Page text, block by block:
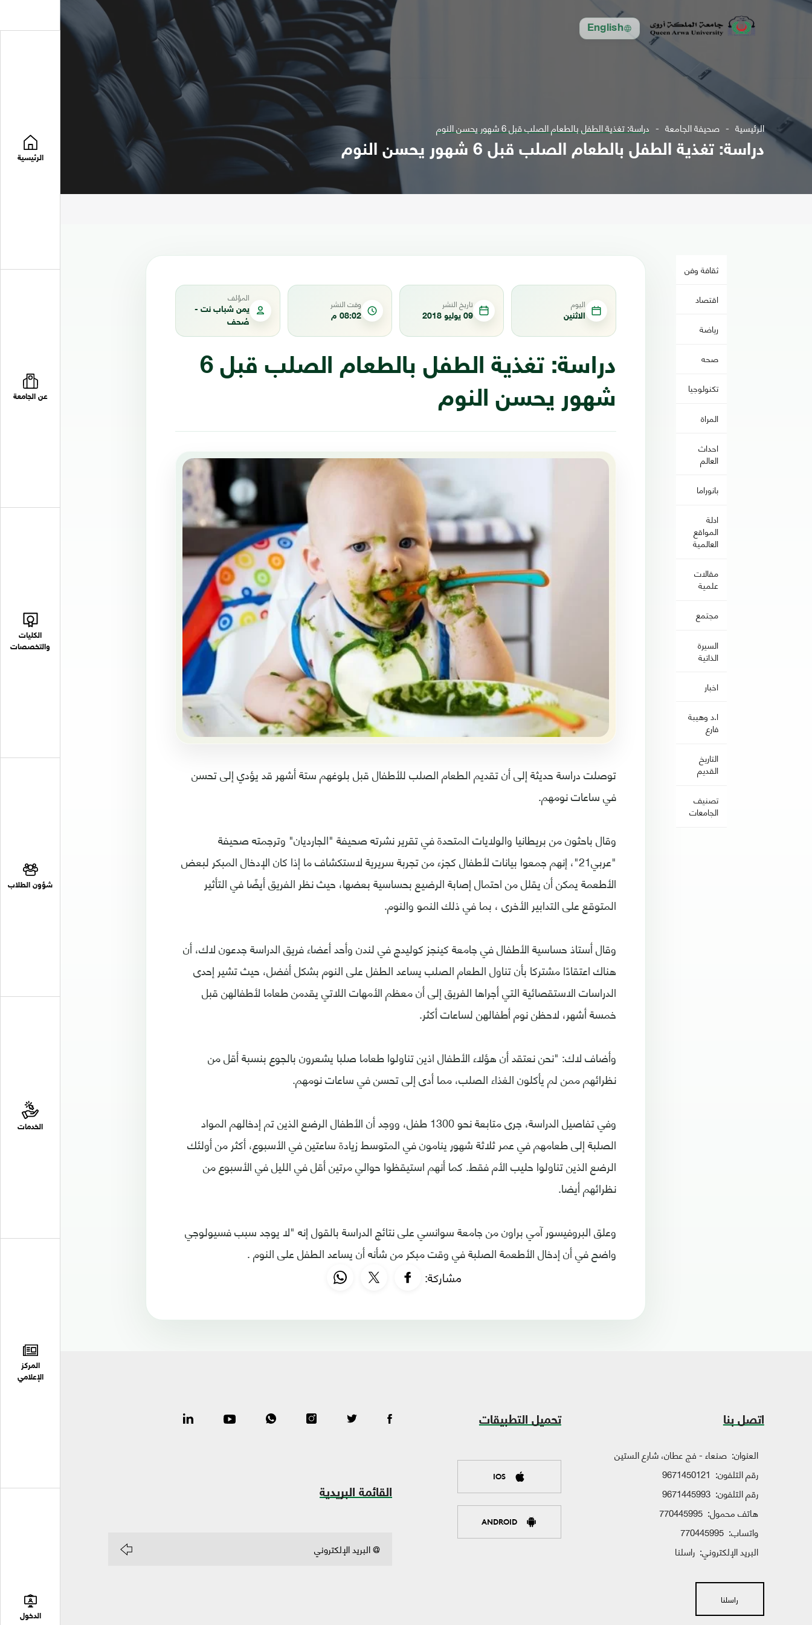
English
الرئيسية
عن الجامعة
الكليات
والتخصصات
شؤون الطلاب
الخدمات
المركز
الإعلامي
الدخول
الرئيسية صحيفة الجامعة دراسة: تغذية الطفل بالطعام الصلب قبل 6 شهور يحسن النوم
دراسة: تغذية الطفل بالطعام الصلب قبل 6 شهور يحسن النوم
ثقافة وفن
اقتصاد
رياضة
صحه
تكنولوجيا
المراة
احداث
العالم
بانوراما
ادلة
المواقع
العالمية
مقالات
علمية
مجتمع
السيرة
الذاتية
اخبار
ا.د وهيبة
فارع
التاريخ
القديم
تصنيف
الجامعات
اليوم
الاثنين
تاريخ النشر
09 يوليو 2018
وقت النشر
08:02 م
المؤلف
يمن شباب نت -
صُحف
دراسة: تغذية الطفل بالطعام الصلب قبل 6
شهور يحسن النوم
توصلت دراسة حديثة إلى أن تقديم الطعام الصلب للأطفال قبل بلوغهم ستة أشهر قد يؤدي إلى تحسن
في ساعات نومهم.
وقال باحثون من بريطانيا والولايات المتحدة في تقرير نشرته صحيفة "الجارديان" وترجمته صحيفة
"عربي21"، إنهم جمعوا بيانات لأطفال كجزء من تجربة سريرية لاستكشاف ما إذا كان الإدخال المبكر لبعض
الأطعمة يمكن أن يقلل من احتمال إصابة الرضيع بحساسية بعضها، حيث نظر الفريق أيضًا في التأثير
المتوقع على التدابير الأخرى ، بما في ذلك النمو والنوم.
وقال أستاذ حساسية الأطفال في جامعة كينجز كوليدج في لندن وأحد أعضاء فريق الدراسة جدعون لاك، أن
هناك اعتقادًا مشتركا بأن تناول الطعام الصلب يساعد الطفل على النوم بشكل أفضل، حيث تشير إحدى
الدراسات الاستقصائية التي أجراها الفريق إلى أن معظم الأمهات اللاتي يقدمن طعاما لأطفالهن قبل
خمسة أشهر، لاحظن نوم أطفالهن لساعات أكثر.
وأضاف لاك: "نحن نعتقد أن هؤلاء الأطفال اذين تناولوا طعاما صلبا يشعرون بالجوع بنسبة أقل من
نظرائهم ممن لم يأكلون الغذاء الصلب، مما أدى إلى تحسن في ساعات نومهم.
وفي تفاصيل الدراسة، جرى متابعة نحو 1300 طفل، ووجد أن الأطفال الرضع الذين تم إدخالهم المواد
الصلبة إلى طعامهم في عمر ثلاثة شهور ينامون في المتوسط زيادة ساعتين في الأسبوع، أكثر من أولئك
الرضع الذين تناولوا حليب الأم فقط. كما أنهم استيقظوا حوالي مرتين أقل في الليل في الأسبوع من
نظرائهم أيضا.
وعلق البروفيسور آمي براون من جامعة سوانسي على نتائج الدراسة بالقول إنه "لا يوجد سبب فسيولوجي
واضح في أن إدخال الأطعمة الصلبة في وقت مبكر من شأنه أن يساعد الطفل على النوم .
مشاركة:
اتصل بنا
العنوان: صنعاء - فج عطان، شارع الستين
رقم التلفون: 9671450121
رقم التلفون: 9671445993
هاتف محمول: 770445995
واتساب: 770445995
البريد الإلكتروني: راسلنا
راسلنا
تحميل التطبيقات
IOS
ANDROID
القائمة البريدية